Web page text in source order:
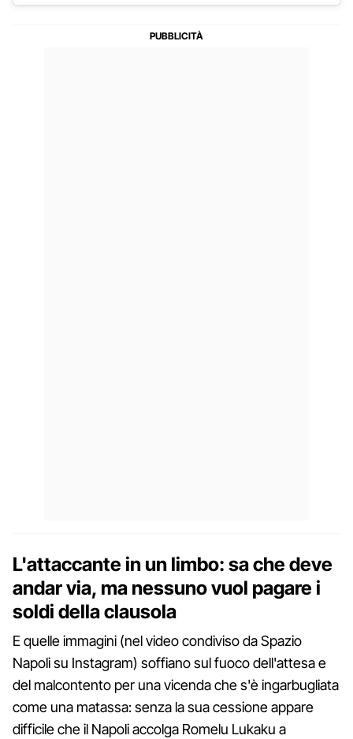
L'attaccante in un limbo: sa che deve
andar via, ma nessuno vuol pagare i
soldi della clausola
E quelle immagini (nel video condiviso da Spazio
Napoli su Instagram) soffiano sul fuoco dell'attesa e
del malcontento per una vicenda che s'è ingarbugliata
come una matassa: senza la sua cessione appare
difficile che il Napoli accolga Romelu Lukaku a